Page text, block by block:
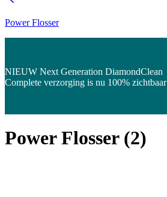
Power Flosser
NIEUW Next Generation DiamondClean
Complete verzorging is nu 100% zichtbaar
Power Flosser(2)